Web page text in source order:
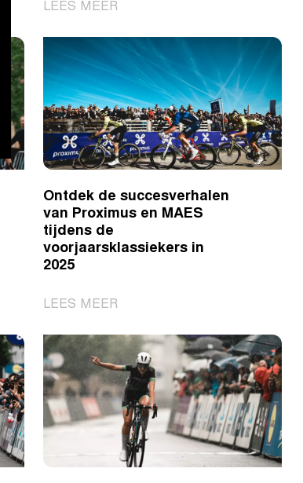
LEES MEER
ondersteunt
testcase
veiligheid
in
de
koers
met
trackers
tijdens
Ronde
Ontdek de succesverhalen
van Proximus en MAES
tijdens de
voorjaarsklassiekers in
2025
LEES MEER
de
succesverhalen
van
Proximus
en
MAES
tijdens